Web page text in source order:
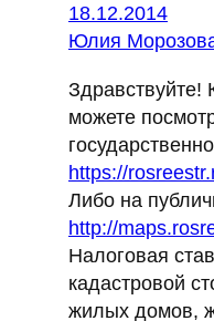
18.12.2014
Юлия
Здравствуйте!
можете
https://
Либо на
http://
Налоговая
кадастровой
жилых домов,